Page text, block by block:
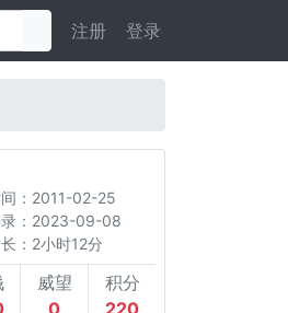
注册 登录
：2011-02-25
录：2023-09-08
：2小时12分
威望
0
积分
220